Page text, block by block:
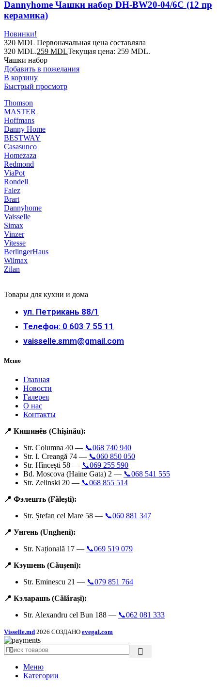
Dannyhome Чашки набор DH-BW20-04/6C (12 пр
керамика)
Новинки!
320MDL Первоначальная цена составляла
320 MDL.259 MDLТекущая цена: 259 MDL.
Чашки набор
Добавить в пожелания
В корзину
Быстрый просмотр
Thomson
MASTER
Hoffmans
Danny Home
BESTWAY
Casasunco
Homezaza
Redmond
ViaPot
Rondell
Falez
Brart
Dannyhome
Vaisselle
Simax
Vinzer
Vitesse
BerlingerHaus
Wilmax
Zilan
Товары для кухни и дома
ул. Петрикань 88/1
Телефон: 0 603 7 55 11
vaisselle.smm@gmail.com
Меню
Главная
Новости
Галерея
О нас
Контакты
📍 Кишинёв (Chișinău):
Str. Columna 40 — 📞068 740 940
Str. I. Creangă 74 — 📞060 850 050
Str. Hîncești 58 — 📞069 255 590
Bd. Moscova (Haine Gata) 2 — 📞068 541 555
Str. Zelinski 20 — 📞068 855 514
📍 Фэлешть (Fălești):
Str. Ștefan cel Mare 58 — 📞060 881 347
📍 Унгень (Ungheni):
Str. Națională 17 — 📞069 519 079
📍 Кэушень (Căușeni):
Str. Eminescu 21 — 📞079 851 764
📍 Кэларашь (Călărași):
Str. Alexandru cel Bun 188 — 📞062 081 333
Visselle.md 2026 СОЗДАНО evegal.com
Меню
Категории